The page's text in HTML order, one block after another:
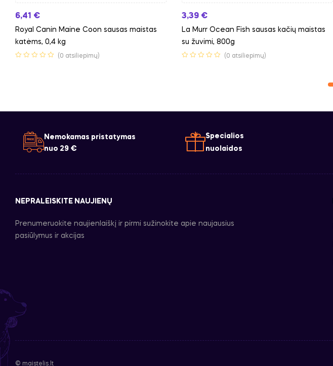
6,41 €
Royal Canin Maine Coon sausas maistas
katėms, 0,4 kg
(0 atsiliepimų)
3,39 €
La Murr Ocean Fish sausas kačių maistas
su žuvimi, 800g
(0 atsiliepimų)
Nemokamas pristatymas
nuo 29 €
Specialios
nuolaidos
NEPRALEISKITE NAUJIENŲ
Prenumeruokite naujienlaiškį ir pirmi sužinokite apie naujausius
pasiūlymus ir akcijas
© maistelis.lt